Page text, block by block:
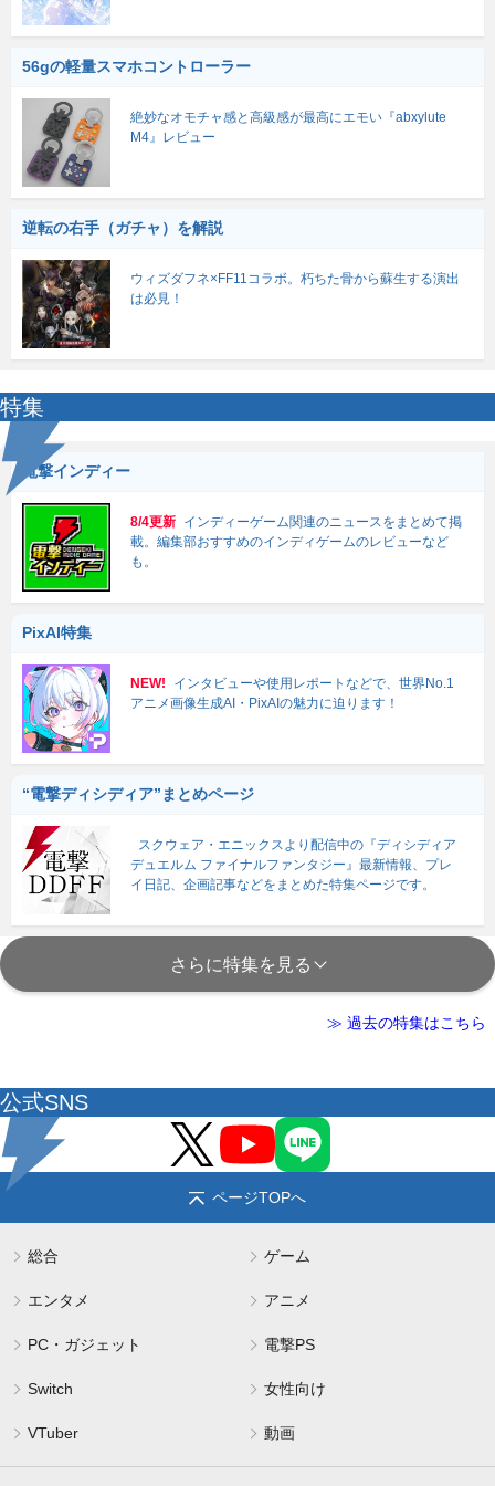
56gの軽量スマホコントローラー
絶妙なオモチャ感と高級感が最高にエモい『abxylute
M4』レビュー
逆転の右手（ガチャ）を解説
ウィズダフネ×FF11コラボ。朽ちた骨から蘇生する演出
は必見！
特集
電撃インディー
8/4更新 インディーゲーム関連のニュースをまとめて掲
載。編集部おすすめのインディゲームのレビューなど
も。
PixAI特集
NEW!
インタビューや使用レポートなどで、世界No.1
アニメ画像生成AI・PixAIの魅力に迫ります！
“電撃ディシディア”まとめページ
スクウェア・エニックスより配信中の『ディシディア
デュエルム ファイナルファンタジー』最新情報、プレ
イ日記、企画記事などをまとめた特集ページです。
さらに特集を見る
≫ 過去の特集はこちら
公式SNS
ページTOPへ
総合 ゲーム
エンタメ アニメ
PC・ガジェット 電撃PS
Switch 女性向け
VTuber 動画